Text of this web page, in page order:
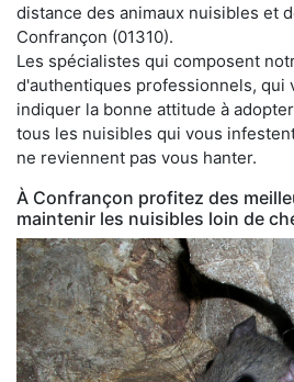
distance des animaux nuisibles et
Confrançon (01310).
Les spécialistes qui composent
d'authentiques professionnels, qui
indiquer la bonne attitude à
tous les nuisibles qui vous
ne reviennent pas vous hanter.
À Confrançon profitez des
maintenir les nuisibles loin de